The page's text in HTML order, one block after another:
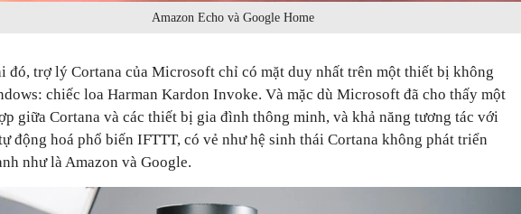
Amazon Echo và Google Home
đó, trợ lý Cortana của Microsoft chỉ có mặt duy nhất trên một thiết bị không
chiếc loa Harman Kardon Invoke. Và mặc dù Microsoft đã cho thấy một
giữa Cortana và các thiết bị gia đình thông minh, và khả năng tương tác với
động hoá phổ biến IFTTT, có vẻ như hệ sinh thái Cortana không phát triển
như là Amazon và Google.